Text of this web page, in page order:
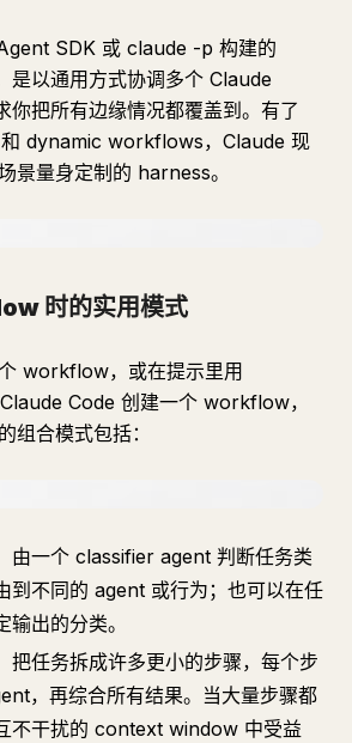
SDK 或 claude -p 构建的
以通用方式协调多个 Claude
你把所有边缘情况都覆盖到。有了
dynamic workflows，Claude 现
景量身定制的 harness。
时的实用模式
workflow，或在提示里用
Code 创建一个 workflow，
组合模式包括：
由一个 classifier agent 判断任务类
到不同的 agent 或行为；也可以在任
输出的分类。
把任务拆成许多更小的步骤，每个步
，再综合所有结果。当大量步骤都
不干扰的 context window 中受益